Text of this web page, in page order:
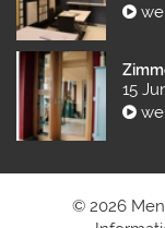
15
© 2026